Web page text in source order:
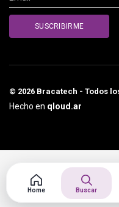
© 2026 Bracatech - Todos
Hecho en qloud.ar
Home Buscar